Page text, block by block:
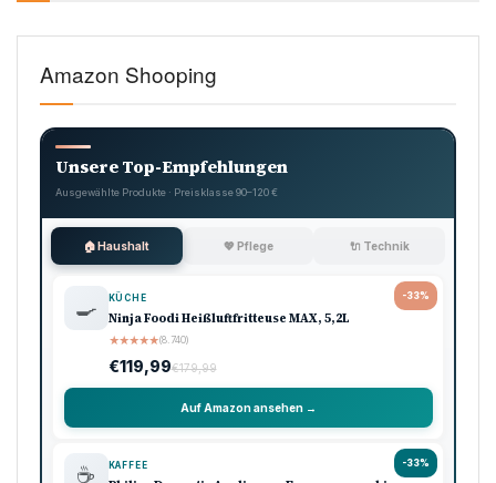
Amazon Shooping
Unsere Top-Empfehlungen
Ausgewählte Produkte · Preisklasse 90–120 €
🏠 Haushalt 💖 Pflege 🔌 Technik
-33%
🍳 KÜCHE
Ninja Foodi Heißluftfritteuse MAX, 5,2L
★★★★★(8.740)
€119,99€179,99
Auf Amazon ansehen →
-33%
☕ KAFFEE